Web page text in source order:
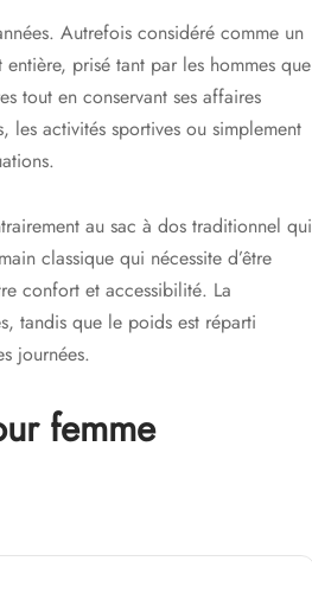
Autrefois considéré comme un
prisé tant par les hommes que
tout en conservant ses affaires
activités sportives ou simplement
au sac à dos traditionnel qui
classique qui nécessite d’être
confort et accessibilité. La
tandis que le poids est réparti
journées.
femme